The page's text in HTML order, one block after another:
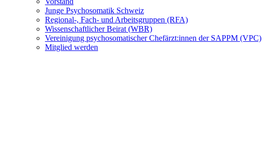
Junge Psychosomatik Schweiz
Regional-, Fach- und Arbeitsgruppen (RFA)
Wissenschaftlicher Beirat (WBR)
Vereinigung psychosomatischer Chefärzt:innen der SAPPM (VPC)
Mitglied werden